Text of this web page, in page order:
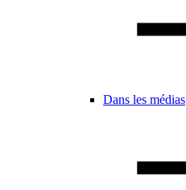
Dans les médias